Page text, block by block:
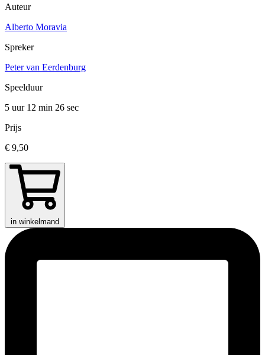
Auteur
Alberto Moravia
Spreker
Peter van Eerdenburg
Speelduur
5 uur 12 min 26 sec
Prijs
€ 9,50
in winkelmand